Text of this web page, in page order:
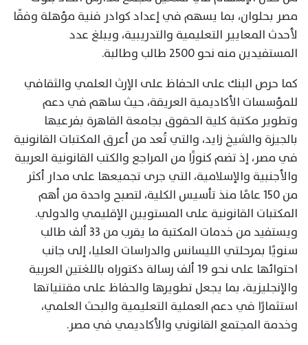
مصر بحلوان، بما يسهم في إعداد كوادر فنية مؤهلة وفقًا
لأحدث المعايير التعليمية والتدريبية، ويبلغ عدد
المستفيدين منه نحو 2500 طالب وطالبة.
كما حرص البنك على الحفاظ على الإرث العلمي والثقافي
للمؤسسات الأكاديمية العريقة، حيث ساهم في دعم
وتطوير مكتبة كلية الحقوق بجامعة القاهرة بفرعيها
بالجيزة والشيخ زايد، والتي تُعد من أعرق المكتبات القانونية
في مصر، إذ تضم كنوزًا من المراجع والكتب القانونية العربية
والأجنبية والإسلامية، التي جرى تجميعها على مدار أكثر
من 150 عامًا منذ تأسيس الكلية، لتصبح واحدة من أهم
المكتبات القانونية على المستويين الإقليمي والدولي.
ويستفيد من خدمات المكتبة ما يقرب من 33 ألف طالب
سنويًا بمرحلتي الليسانس والدراسات العليا، إلى جانب
احتوائها على نحو 19 ألف رسالة دكتوراه باللغتين العربية
والإنجليزية، بما يجعل تطويرها والحفاظ على مقتنياتها
استثمارًا في دعم العملية التعليمية والبحث العلمي،
وخدمة المجتمع القانوني والأكاديمي في مصر.